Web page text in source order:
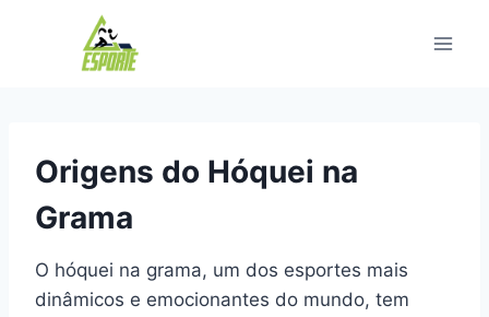
Origens do Hóquei na
Grama
O hóquei na grama, um dos esportes mais
dinâmicos e emocionantes do mundo, tem